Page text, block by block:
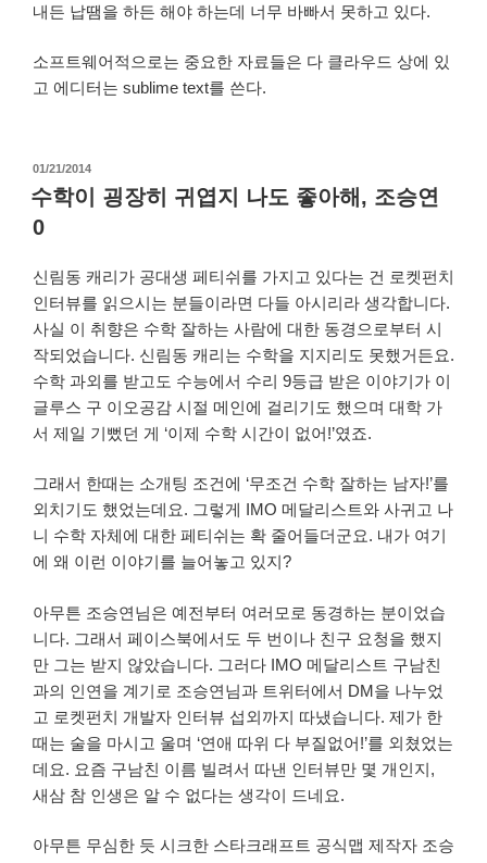
내든 납땜을 하든 해야 하는데 너무 바빠서 못하고 있다.
소프트웨어적으로는 중요한 자료들은 다 클라우드 상에 있
고 에디터는 sublime text를 쓴다.
작
성
일
자
01/21/2014
수학이 굉장히 귀엽지 나도 좋아해, 조승연
0
신림동 캐리가 공대생 페티쉬를 가지고 있다는 건 로켓펀치
인터뷰를 읽으시는 분들이라면 다들 아시리라 생각합니다.
사실 이 취향은 수학 잘하는 사람에 대한 동경으로부터 시
작되었습니다. 신림동 캐리는 수학을 지지리도 못했거든요.
수학 과외를 받고도 수능에서 수리 9등급 받은 이야기가 이
글루스 구 이오공감 시절 메인에 걸리기도 했으며 대학 가
서 제일 기뻤던 게 ‘이제 수학 시간이 없어!’였죠.
그래서 한때는 소개팅 조건에 ‘무조건 수학 잘하는 남자!’를
외치기도 했었는데요. 그렇게 IMO 메달리스트와 사귀고 나
니 수학 자체에 대한 페티쉬는 확 줄어들더군요. 내가 여기
에 왜 이런 이야기를 늘어놓고 있지?
아무튼 조승연님은 예전부터 여러모로 동경하는 분이었습
니다. 그래서 페이스북에서도 두 번이나 친구 요청을 했지
만 그는 받지 않았습니다. 그러다 IMO 메달리스트 구남친
과의 인연을 계기로 조승연님과 트위터에서 DM을 나누었
고 로켓펀치 개발자 인터뷰 섭외까지 따냈습니다. 제가 한
때는 술을 마시고 울며 ‘연애 따위 다 부질없어!’를 외쳤었는
데요. 요즘 구남친 이름 빌려서 따낸 인터뷰만 몇 개인지,
새삼 참 인생은 알 수 없다는 생각이 드네요.
아무튼 무심한 듯 시크한 스타크래프트 공식맵 제작자 조승